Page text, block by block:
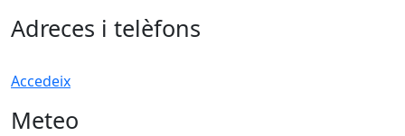
Adreces i telèfons
Accedeix
Meteo